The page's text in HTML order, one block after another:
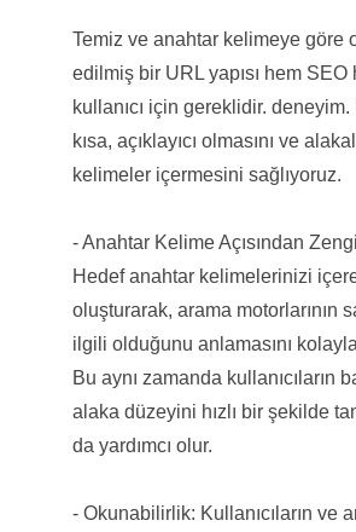
Temiz ve anahtar kelimeye göre
edilmiş bir URL yapısı hem SEO
kullanıcı için gereklidir.
kısa, açıklayıcı olmasını ve
kelimeler içermesini sağlıyoruz.
- Anahtar Kelime Açısından
Hedef anahtar kelimelerinizi
oluşturarak, arama motorlarının
ilgili olduğunu anlamasını
Bu aynı zamanda kullanıcıların
alaka düzeyini hızlı bir şekilde
da yardımcı olur.
- Okunabilirlik: Kullanıcıların ve